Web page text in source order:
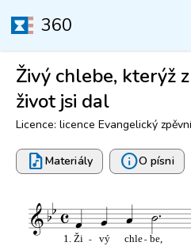
360
Živý chlebe, kterýž
život jsi dal
Licence: licence Evangelický
audio_fileMateriály infoO písni